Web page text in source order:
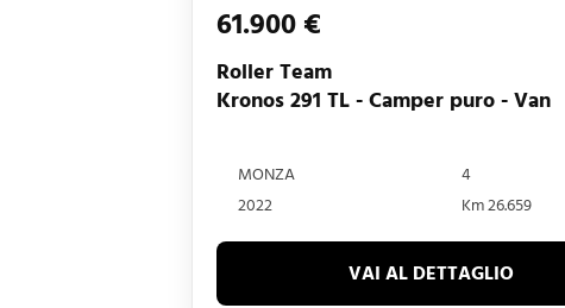
61.900 €
Roller Team
Kronos 291 TL - Camper puro - Van
MONZA
4
2022
Km 26.659
VAI AL DETTAGLIO